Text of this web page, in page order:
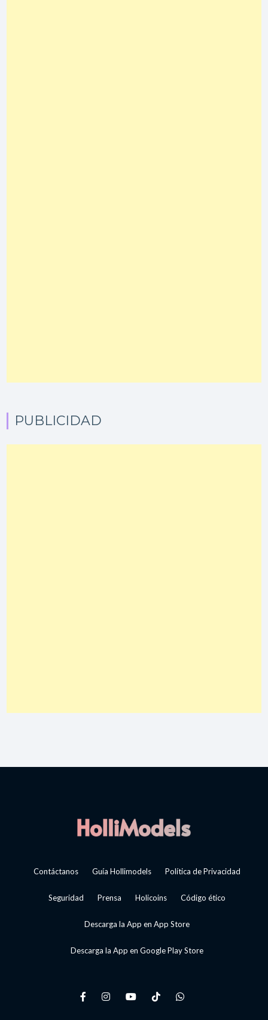
PUBLICIDAD
Contáctanos Guía Hollimodels Política de Privacidad
Seguridad Prensa Holicoins Código ético
Descarga la App en App Store
Descarga la App en Google Play Store